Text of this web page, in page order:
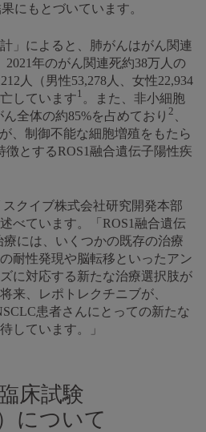
にもとづいています。
」によると、肺がんはがん関連
年のがん関連死約38万人の
人（男性53,278人、女性22,934
しています1 。また、非小細胞
全体の約85%を占めており 2
、制御不能な細胞増殖をもたら
徴とするROS1融合遺伝子陽性疾
クイブ株式会社研究開発本部
べています。「ROS1融合遺伝
には、いくつかの既存の治療
耐性発現や脳転移といったアン
に対応する新たな治療選択肢が
来、レポトレクチニブが、
患者さんにとっての新たな
しています。」
床試験
について